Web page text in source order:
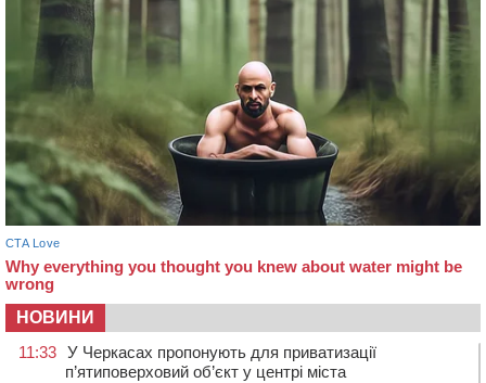
НОВИНИ
11:33 У Черкасах пропонують для приватизації
п’ятиповерховий об’єкт у центрі міста